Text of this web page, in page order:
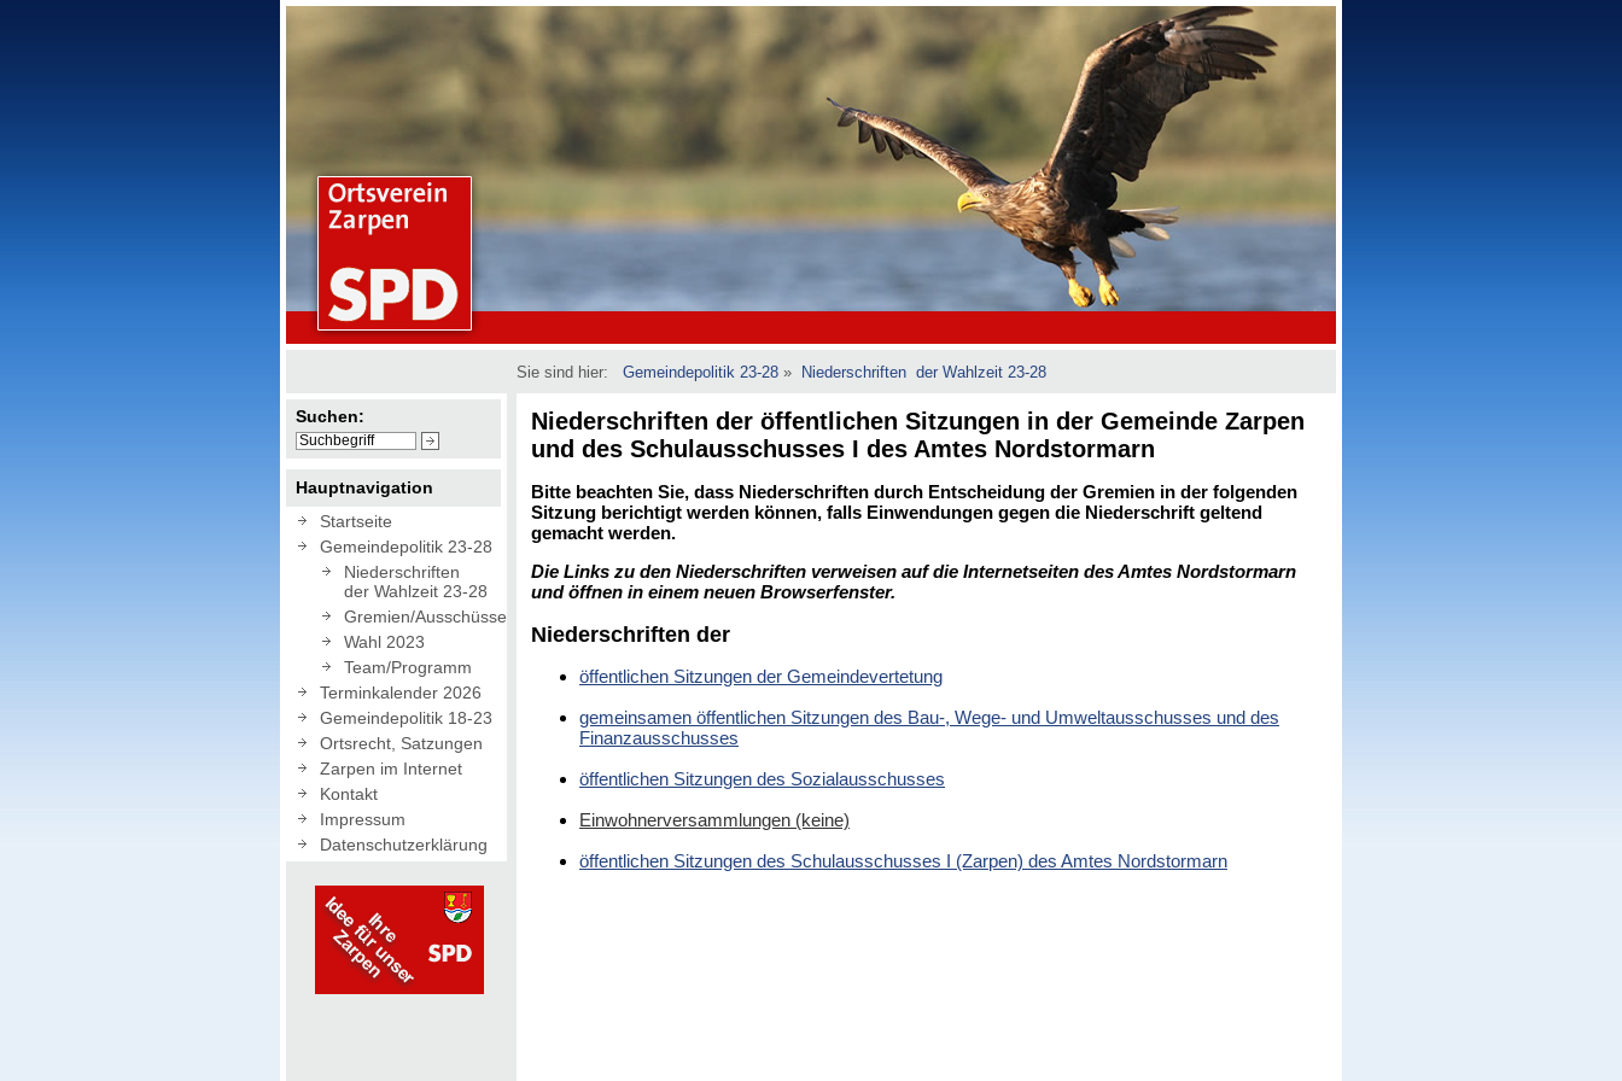
Suchen:
Hauptnavigation
Startseite
Gemeindepolitik 23-28
Niederschriften
der Wahlzeit 23-28
Gremien/Ausschüsse
Wahl 2023
Team/Programm
Terminkalender 2026
Gemeindepolitik 18-23
Ortsrecht, Satzungen
Zarpen im Internet
Kontakt
Impressum
Datenschutzerklärung
Sie sind hier: Gemeindepolitik 23-28 » Niederschriften der Wahlzeit 23-28
Niederschriften der öffentlichen Sitzungen in der Gemeinde Zarpen
und des Schulausschusses I des Amtes Nordstormarn
Bitte beachten Sie, dass Niederschriften durch Entscheidung der Gremien in der folgenden
Sitzung berichtigt werden können, falls Einwendungen gegen die Niederschrift geltend
gemacht werden.
Die Links zu den Niederschriften verweisen auf die Internetseiten des Amtes Nordstormarn
und öffnen in einem neuen Browserfenster.
Niederschriften der
öffentlichen Sitzungen der Gemeindevertetung
gemeinsamen öffentlichen Sitzungen des Bau-, Wege- und Umweltausschusses und des
Finanzausschusses
öffentlichen Sitzungen des Sozialausschusses
Einwohnerversammlungen (keine)
öffentlichen Sitzungen des Schulausschusses I (Zarpen) des Amtes Nordstormarn